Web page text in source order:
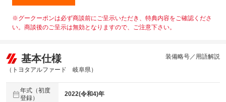
※グークーポンは必ず商談前にご呈示いただき、特典内容をご確認くださ
い。商談後のご呈示は無効となりますので、ご注意下さい。
基本仕様
（トヨタアルファード 岐阜県）
装備略号／用語解説
年式（初度
登録）
2022(令和4)年